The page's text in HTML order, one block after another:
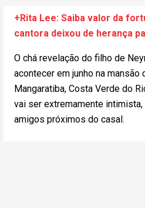
+Rita Lee: Saiba valor da
cantora deixou de herança
O chá revelação do filho de
acontecer em junho na mansão
Mangaratiba, Costa Verde do
vai ser extremamente
amigos próximos do casal.